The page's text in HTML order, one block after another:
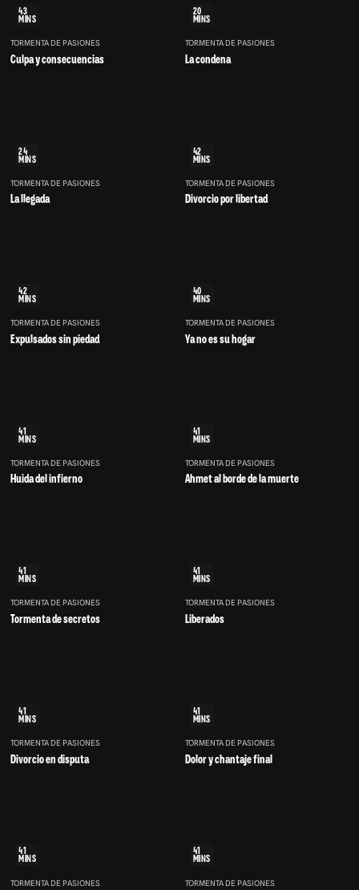
43
MINS
TORMENTA DE PASIONES
Culpa y consecuencias
20
MINS
TORMENTA DE PASIONES
La condena
24
MINS
TORMENTA DE PASIONES
La llegada
42
MINS
TORMENTA DE PASIONES
Divorcio por libertad
42
MINS
TORMENTA DE PASIONES
Expulsados sin piedad
40
MINS
TORMENTA DE PASIONES
Ya no es su hogar
41
MINS
TORMENTA DE PASIONES
Huida del infierno
41
MINS
TORMENTA DE PASIONES
Ahmet al borde de la muerte
41
MINS
TORMENTA DE PASIONES
Tormenta de secretos
41
MINS
TORMENTA DE PASIONES
Liberados
41
MINS
TORMENTA DE PASIONES
Divorcio en disputa
41
MINS
TORMENTA DE PASIONES
Dolor y chantaje final
41
MINS
TORMENTA DE PASIONES
41
MINS
TORMENTA DE PASIONES